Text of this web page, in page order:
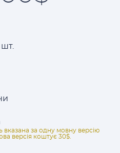
шт.
вказана за одну мовну версію
версія коштує 30$.